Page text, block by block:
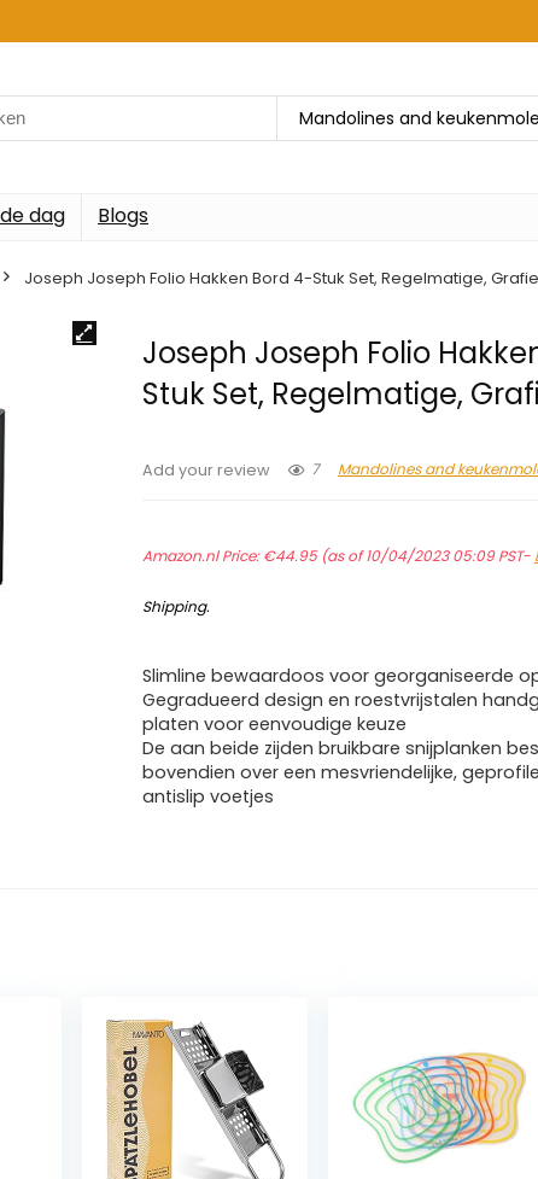
Mandolines and
dag Blogs
Joseph Joseph Folio Hakken Bord 4-Stuk Set, Regelmatige,
Joseph Joseph Folio
Stuk Set, Regelmatige,
Add your review 7 Mandolines and
Amazon.nl Price:€44.95(as of 10/04/2023 05:09 PST-
Shipping.
Slimline bewaardoos voor georganiseerde
Gegradueerd design en roestvrijstalen
platen voor eenvoudige keuze
De aan beide zijden bruikbare snijplanken
bovendien over een mesvriendelijke,
antislip voetjes